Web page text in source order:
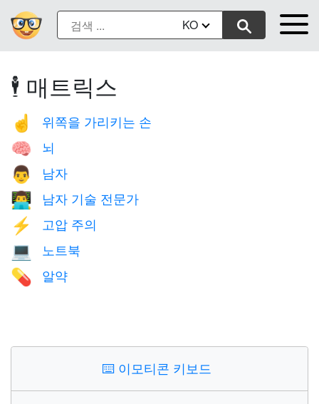
KO
🕴️ 매트릭스
☝️ 위쪽을 가리키는 손
🧠 뇌
👨 남자
👨‍💻 남자 기술 전문가
⚡ 고압 주의
💻 노트북
💊 알약
⌨️ 이모티콘 키보드